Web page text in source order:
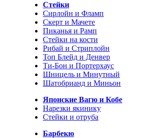
Стейки
Сирлойн и Фламп
Скерт и Мачете
Пиканья и Рамп
Стейки на кости
Рибай и Стриплойн
Топ Блейд и Денвер
Ти-Бон и Портерхаус
Шницель и Минутный
Шатобрианд и Миньон
Японские Вагю и Кобе
Нарезки якинику
Стейки и отруба
Барбекю